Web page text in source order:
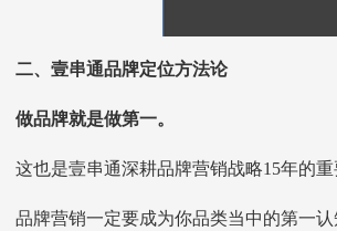
二、壹串通品牌定位方法论
做品牌就是做第一。
也是壹串通深耕品牌营销战略15年的重